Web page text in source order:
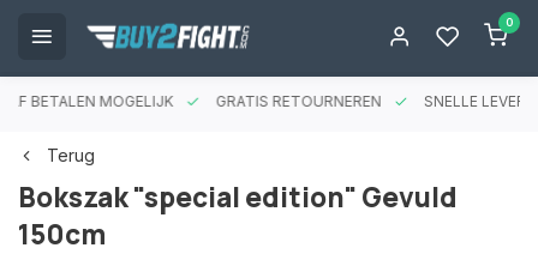
0
BETALEN MOGELIJK GRATIS RETOURNEREN SNELLE
Terug
Bokszak "special edition" Gevuld
150cm